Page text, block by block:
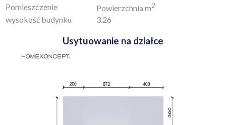
Pomieszczenie Powierzchnia m2
wysokość budynku 3.26
Usytuowanie na działce